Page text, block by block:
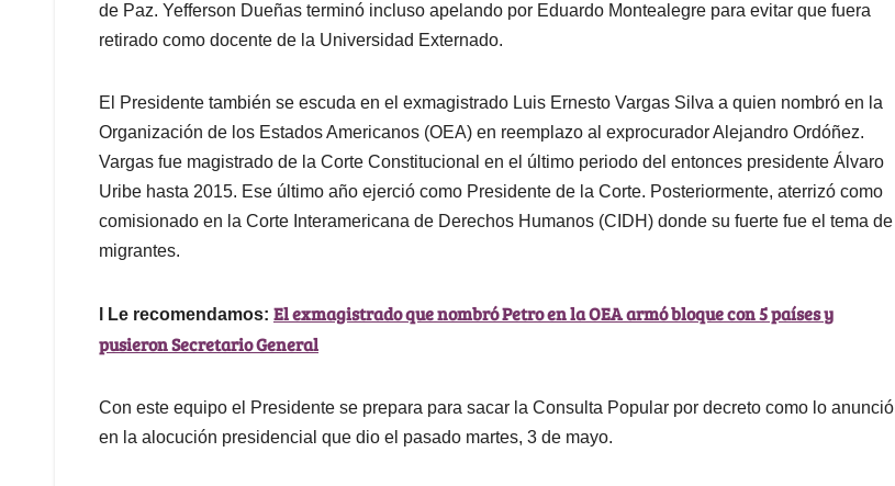
de Paz. Yefferson Dueñas terminó incluso apelando por Eduardo Montealegre para evitar que fuera
retirado como docente de la Universidad Externado.
El Presidente también se escuda en el exmagistrado Luis Ernesto Vargas Silva a quien nombró en la
Organización de los Estados Americanos (OEA) en reemplazo al exprocurador Alejandro Ordóñez.
Vargas fue magistrado de la Corte Constitucional en el último periodo del entonces presidente Álvaro
Uribe hasta 2015. Ese último año ejerció como Presidente de la Corte. Posteriormente, aterrizó como
comisionado en la Corte Interamericana de Derechos Humanos (CIDH) donde su fuerte fue el tema de
migrantes.
l Le recomendamos: El exmagistrado que nombró Petro en la OEA armó bloque con 5 países y
pusieron Secretario General
Con este equipo el Presidente se prepara para sacar la Consulta Popular por decreto como lo anunció
en la alocución presidencial que dio el pasado martes, 3 de mayo.